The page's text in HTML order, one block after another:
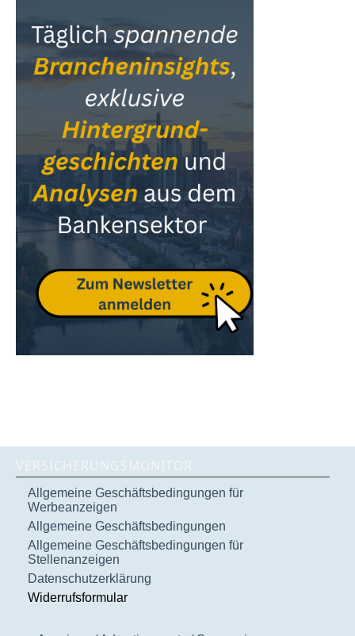
VERSICHERUNGSMONITOR
Allgemeine Geschäftsbedingungen für
Werbeanzeigen
Allgemeine Geschäftsbedingungen
Allgemeine Geschäftsbedingungen für
Stellenanzeigen
Datenschutzerklärung
Widerrufsformular